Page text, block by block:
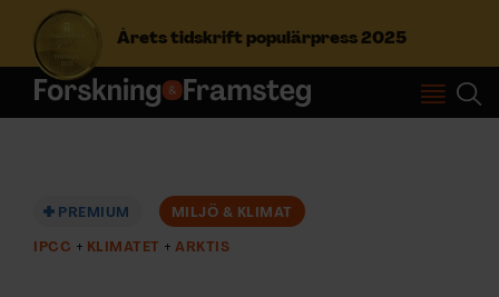
Årets tidskrift populärpress 2025
S
f
Prenumerera
PREMIUM MILJÖ & KLIMAT
IPCC KLIMATET ARKTIS